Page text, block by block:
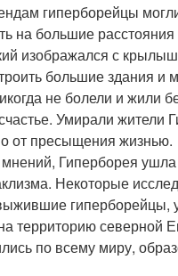
гиперборейцы
на большие
изображался с
большие здания и
не болели и жили
Умирали жители
от пресыщения жизнью.
Гиперборея ушла
Некоторые
гиперборейцы,
территорию северной
по всему миру,